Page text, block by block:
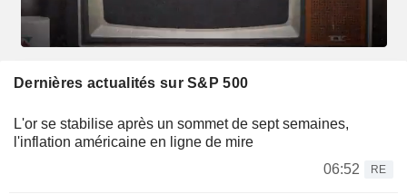
Dernières actualités sur S&P 500
L'or se stabilise après un sommet de sept semaines,
l'inflation américaine en ligne de mire
06:52
RE